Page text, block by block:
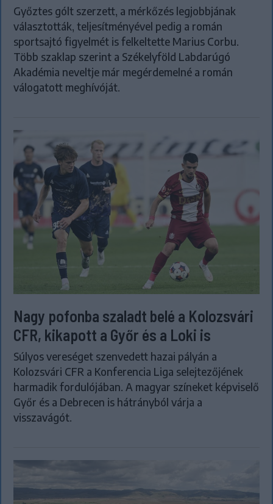
Győztes gólt szerzett, a mérkőzés legjobbjának
választották, teljesítményével pedig a román
sportsajtó figyelmét is felkeltette Marius Corbu.
Több szaklap szerint a Székelyföld Labdarúgó
Akadémia neveltje már megérdemelné a román
válogatott meghívóját.
Nagy pofonba szaladt belé a Kolozsvári
CFR, kikapott a Győr és a Loki is
Súlyos vereséget szenvedett hazai pályán a
Kolozsvári CFR a Konferencia Liga selejtezőjének
harmadik fordulójában. A magyar színeket képviselő
Győr és a Debrecen is hátrányból várja a
visszavágót.